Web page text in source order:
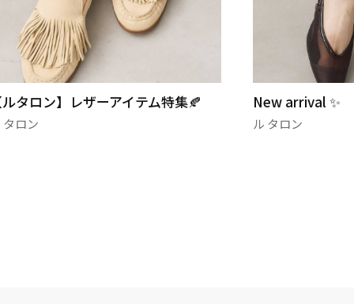
タロン】レザーアイテム特集🍂
タロン
New arrival ✨
ル タロン